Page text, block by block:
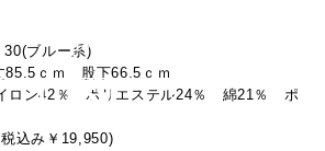
ブルー系)
85.5ｃｍ 股下66.5ｃｍ
イロン42％ ポリエステル24％ 綿21％ ポ
込み￥19,950)